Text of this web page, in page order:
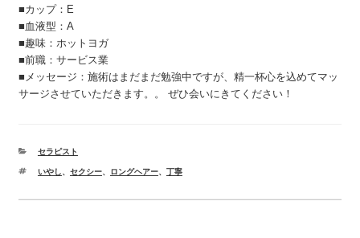
■カップ：E
■血液型：A
■趣味：ホットヨガ
■前職：サービス業
■メッセージ：施術はまだまだ勉強中ですが、精一杯心を込めてマッ
サージさせていただきます。。 ぜひ会いにきてください！
カ
ゴ
ー
セラピスト
タ
いやし セクシー、 ロングヘアー、 丁寧